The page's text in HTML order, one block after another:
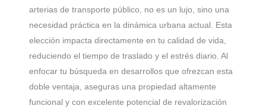
arterias de transporte público, no es un lujo, sino una
necesidad práctica en la dinámica urbana actual. Esta
elección impacta directamente en tu calidad de vida,
reduciendo el tiempo de traslado y el estrés diario. Al
enfocar tu búsqueda en desarrollos que ofrezcan esta
doble ventaja, aseguras una propiedad altamente
funcional y con excelente potencial de revalorización